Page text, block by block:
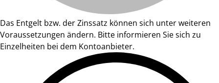
Das Entgelt bzw. der Zinssatz können sich unter weiteren
Voraussetzungen ändern. Bitte informieren Sie sich zu
Einzelheiten bei dem Kontoanbieter.